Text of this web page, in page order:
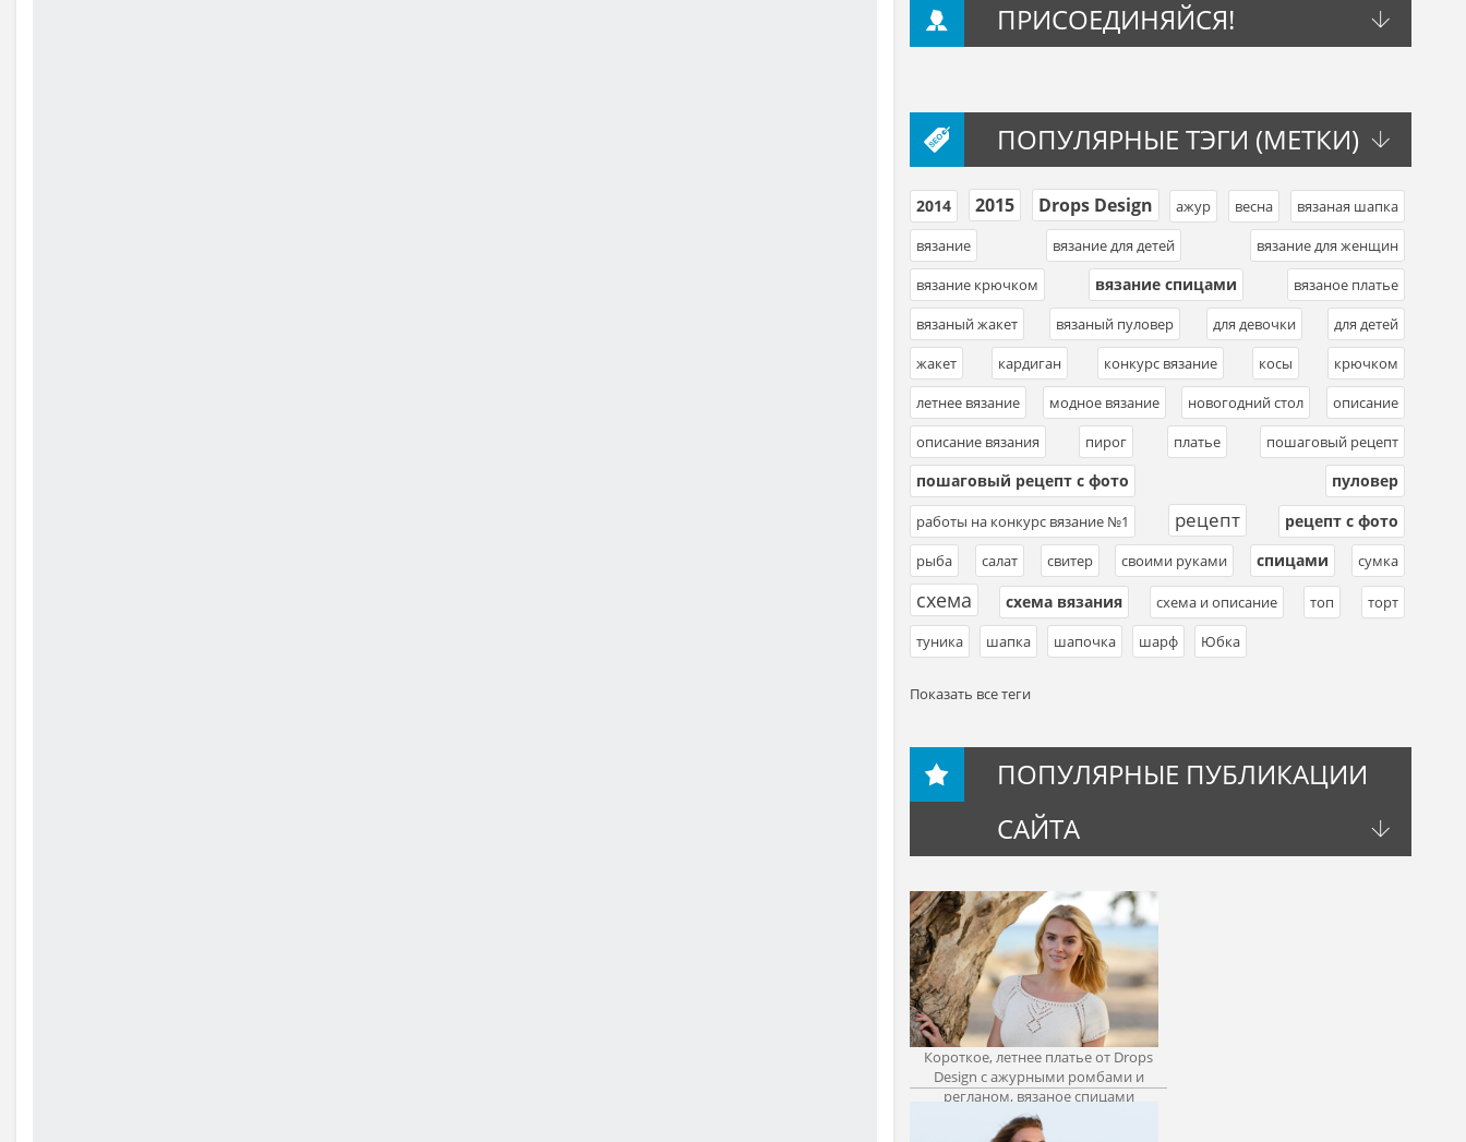
ПРИСОЕДИНЯЙСЯ!
ПОПУЛЯРНЫЕ ТЭГИ (МЕТКИ)
2014 2015 Drops Design ажур весна вязаная шапка
вязание
вязание для детей вязание для женщин
вязание крючком
вязание спицами вязаное платье
вязаный жакет
вязаный пуловер для девочки для детей
жакет
кардиган конкурс вязание косы крючком
летнее вязание
модное вязание новогодний стол описание
описание вязания
пирог платье пошаговый рецепт
пошаговый рецепт с фото пуловер
работы на конкурс вязание №1 рецепт рецепт с фото
рыба
салат свитер своими руками спицами сумка
схема схема вязания схема и описание топ торт
туника
шапка шапочка шарф Юбка
Показать все теги
ПОПУЛЯРНЫЕ ПУБЛИКАЦИИ
САЙТА
Короткое, летнее платье от Drops
Design с ажурными ромбами и
регланом, вязаное спицами